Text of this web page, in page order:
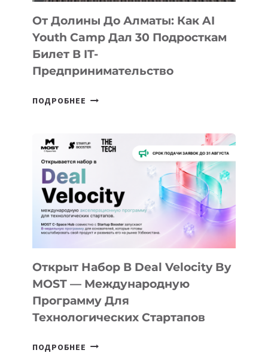
От Долины До Алматы: Как AI
Youth Camp Дал 30 Подросткам
Билет В IT-
Предпринимательство
ПОДРОБНЕЕ ОТ
АЛМАТЫ:
AI
YOUTH
CAMP
ДАЛ
30
ПОДРОСТКАМ
БИЛЕТ
ПРЕДПРИНИМАТЕЛЬСТВО
Открыт Набор В Deal Velocity By
MOST — Международную
Программу Для
Технологических Стартапов
ПОДРОБНЕЕ ОТКРЫТ